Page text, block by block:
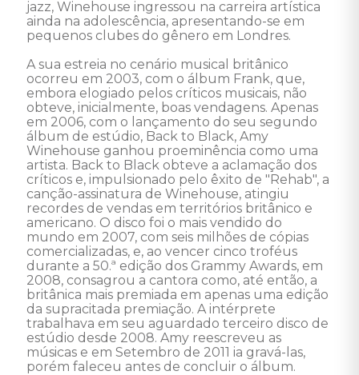
jazz, Winehouse ingressou na carreira artística
ainda na adolescência, apresentando-se em
pequenos clubes do gênero em Londres.
A sua estreia no cenário musical britânico
ocorreu em 2003, com o álbum Frank, que,
embora elogiado pelos críticos musicais, não
obteve, inicialmente, boas vendagens. Apenas
em 2006, com o lançamento do seu segundo
álbum de estúdio, Back to Black, Amy
Winehouse ganhou proeminência como uma
artista. Back to Black obteve a aclamação dos
críticos e, impulsionado pelo êxito de "Rehab", a
canção-assinatura de Winehouse, atingiu
recordes de vendas em territórios britânico e
americano. O disco foi o mais vendido do
mundo em 2007, com seis milhões de cópias
comercializadas, e, ao vencer cinco troféus
durante a 50.ª edição dos Grammy Awards, em
2008, consagrou a cantora como, até então, a
britânica mais premiada em apenas uma edição
da supracitada premiação. A intérprete
trabalhava em seu aguardado terceiro disco de
estúdio desde 2008. Amy reescreveu as
músicas e em Setembro de 2011 ia gravá-las,
porém faleceu antes de concluir o álbum.